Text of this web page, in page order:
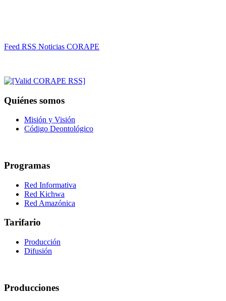
Feed RSS Noticias CORAPE
Quiénes somos
Misión y Visión
Código Deontológico
Programas
Red Informativa
Red Kichwa
Red Amazónica
Tarifario
Producción
Difusión
Producciones